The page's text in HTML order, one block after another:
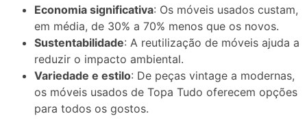
Economia significativa: Os móveis usados custam,
em média, de 30% a 70% menos que os novos.
Sustentabilidade: A reutilização de móveis ajuda a
reduzir o impacto ambiental.
Variedade e estilo: De peças vintage a modernas,
os móveis usados de Topa Tudo oferecem opções
para todos os gostos.